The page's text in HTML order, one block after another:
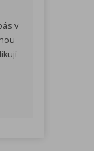
v